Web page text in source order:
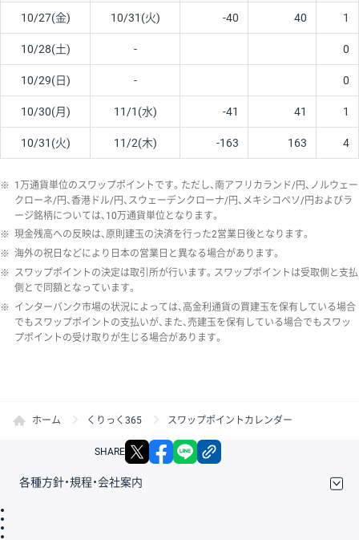
10/27(金) 10/31(火) -40 40 1
10/28(土) - 0
10/29(日) - 0
10/30(月) 11/1(水) -41 41 1
10/31(火) 11/2(木) -163 163 4
※ 1万通貨単位のスワップポイントです。ただし、南アフリカランド/円、ノルウェー
クローネ/円、香港ドル/円、スウェーデンクローナ/円、メキシコペソ/円およびラ
ージ銘柄については、10万通貨単位となります。
※ 現金残高への反映は、原則建玉の決済を行った2営業日後となります。
※ 海外の祝日などにより日本の営業日と異なる場合があります。
※ スワップポイントの決定は取引所が行います。スワップポイントは受取側と支払
側とで同額となっています。
※ インターバンク市場の状況によっては、高金利通貨の買建玉を保有している場合
でもスワップポイントの支払いが、また、売建玉を保有している場合でもスワッ
プポイントの受け取りが生じる場合があります。
ホーム くりっく365 スワップポイントカレンダー
SHARE X facebook
各種方針・規程・会社案内